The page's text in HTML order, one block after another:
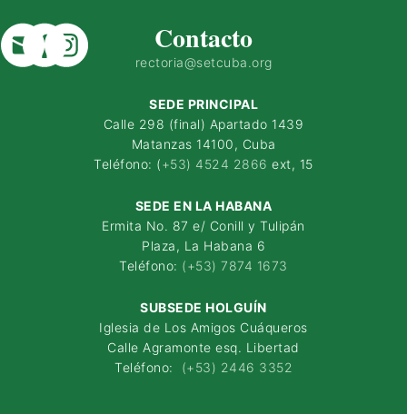
Contacto
rectoria@setcuba.org
SEDE PRINCIPAL
Calle 298 (final) Apartado 1439
Matanzas 14100, Cuba
Teléfono: (+53) 4524 2866 ext, 15
SEDE EN LA HABANA
Ermita No. 87 e/ Conill y Tulipán
Plaza, La Habana 6
Teléfono: (+53) 7874 1673
SUBSEDE HOLGUÍN
Iglesia de Los Amigos Cuáqueros
Calle Agramonte esq. Libertad
Teléfono: (+53) 2446 3352